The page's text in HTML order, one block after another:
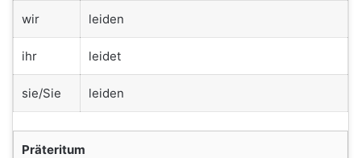
wir leiden
ihr leidet
sie/Sie leiden
Präteritum